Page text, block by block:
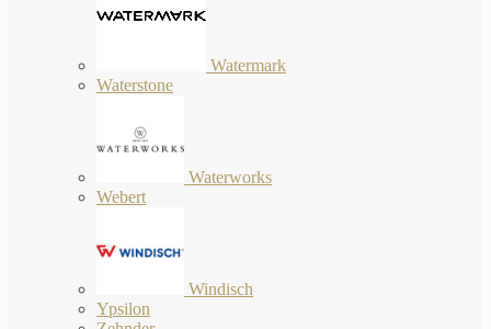
Watermark
Waterstone
Waterworks
Webert
Windisch
Ypsilon